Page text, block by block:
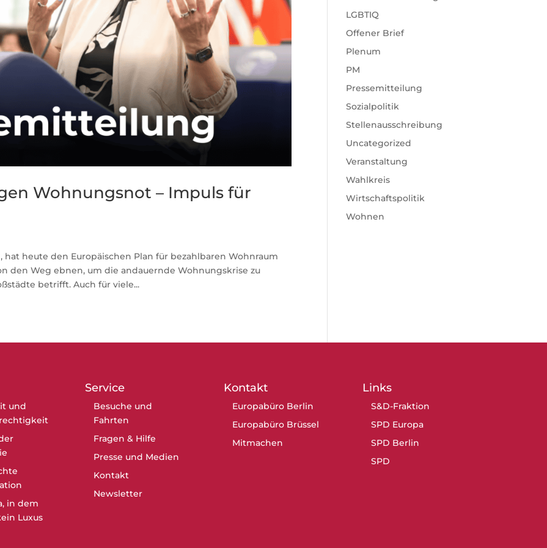
Wohnungsnot – Impuls für
hat heute den Europäischen Plan für bezahlbaren Wohnraum
den Weg ebnen, um die andauernde Wohnungskrise zu
betrifft. Auch für viele...
LGBTIQ
Offener Brief
Plenum
PM
Pressemitteilung
Sozialpolitik
Stellenausschreibung
Uncategorized
Veranstaltung
Wahlkreis
Wirtschaftspolitik
Wohnen
und
in dem
Luxus
Service
Besuche und
Fahrten
Fragen & Hilfe
Presse und Medien
Kontakt
Newsletter
Kontakt
Europabüro Berlin
Europabüro Brüssel
Mitmachen
Links
S&D-Fraktion
SPD Europa
SPD Berlin
SPD